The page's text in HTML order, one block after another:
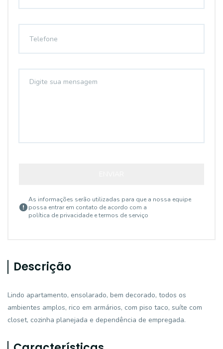
As informações serão utilizadas para que a nossa equipe
possa entrar em contato de acordo com a
política de privacidade e termos de serviço
Descrição
Lindo apartamento, ensolarado, bem decorado, todos os
ambientes amplos, rico em armários, com piso taco, suíte com
closet, cozinha planejada e dependência de empregada.